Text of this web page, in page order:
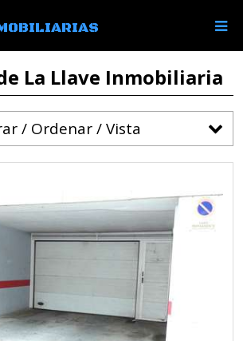
La Llave Inmobiliaria
/ Ordenar / Vista